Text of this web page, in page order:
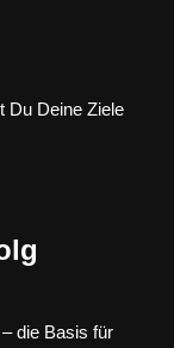
Du Deine Ziele
die Basis für